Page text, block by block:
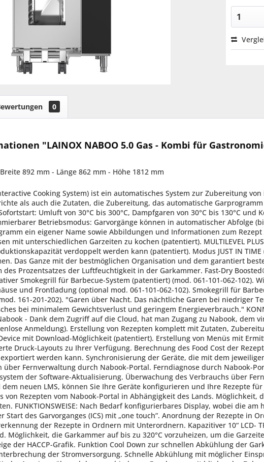
0
"LAINOX NABOO 5.0 Gas - Kombi für
892 mm - Länge 862 mm - Höhe 1812 mm
der Luftfeuchtigkeit in der Garkammer. Fast-Dry Boosted® - Automatisches System für eine schnelle Entfeuchtung der Garkammer. Innovativer Smokegrill für Barbecue-System (patentiert) (mod. 061-101-062-102). Wiederverwertbarer Smokeessence-Spender aus weichem Material, mit speziellem Gehäuse und Frontladung (optional mod. 061-101-062-102). Smokegrill für Barbecue-System (patentiert). Wiederverwertbarer Smokeessence-Spender (optional mod. 161-201-202). "Garen über Nacht. Das nächtliche Garen bei niedriger Temperatur und anschließende Warmhalten garantiert eine perfekte Erhaltung des Fleisches bei minimalem Gewichtsverlust und geringem Energieverbrauch." KONNEKTIVITÄT VON NABOO MIT CLOUD LAINOX (PATENTIERT) - WI-FI ODER ETHERNET: Nabook - Dank dem Zugriff auf die Cloud, hat man Zugang zu Nabook, dem virtuellen Assistent in der Küche (erfahren Sie mehr auf nabook.cloud, kostenlose Anmeldung). Erstellung von Rezepten komplett mit Zutaten, Zubereitung und Beispielbild. Direkter Zugriff auf die Rezeptdatenbank, über das Cooking-Device mit Download-Möglichkeit (patentiert). Erstellung von Menüs mit Ermittlung der Kalorienanzahl und der enthaltenen Allergene. Dabei stehen personalisierte Druck-Layouts zu Ihrer Verfügung. Berechnung des Food Cost der Rezepte und der Menüs je Einzelportion. Verwaltung der Einkaufsliste, die als Word-Datei exportiert werden kann. Synchronisierung der Geräte, die mit dem jeweiligen Account verbunden sind (patentiert). Kontinuierliche HACCP-Überwachung.auch über Fernverwaltung durch Nabook-Portal. Ferndiagnose durch Nabook-Portal von Seiten des LAINOX Service Center. Automatisches Benachrichtigungssystem der Software-Aktualisierung. Überwachung des Verbrauchs über Fernverwaltung. LMS, LAINOX Multidisplay System - Dank dem Nabook-Portal und dem neuen LMS, können Sie Ihre Geräte konfigurieren und Ihre Rezepte für jeden Naboo auf verschiedene Art synchronisieren. Möglichkeit des Herunterladens von Rezepten vom Nabook-Portal in Abhängigkeit des Lands. Möglichkeit, die Software-Aktualisierung automatisch und für mehrere Geräte gleichzeitig zu starten. FUNKTIONSWEISE: Nach Bedarf konfigurierbares Display, wobei die am häufigsten verwendeten Programme in den Vordergrund gerückt wird. Automatischer Start des Garvorganges (ICS) mit „one touch”. Anordnung der Rezepte in Ordnern mit Vorschau und eigener Bezeichnung des Ordners. Intelligente Wiedererkennung der Rezepte in Ordnern mit Unterordnern. Kapazitiver 10“ LCD- TFT-Farbbildschirm mit hoher Auflösung und Touchscreen-Funktion. Vorheizung Boosted. Möglichkeit, die Garkammer auf bis zu 320°C vorzuheizen, um die Garzeiten bei voller Beladung um bis zu 10% zu verkürzen. Bei ICS erfolgt eine sofortige Anzeige der HACCP-Grafik. Funktion Cool Down zur schnellen Abkühlung der Garkammer mittels Ventilator. Automatischer Neustart des Garvorgangs bei Unterbrechung der Stromversorgung. Schnelle Abkühlung mit möglicher Einspritzung von Wasser in die Garkammer. Manuelle Entfeuchtung. Akustische und optische Anzeige während der verschiedenen Garphasen, mit blinkender Beleuchtung von Zyklusende. Benutzerschnittstelle mit Auswahl von bis zu 29 Sprachen. In Naboo sind 227 Rezepte verfügbar, und mit dem Zugang zum Nabook-Portal gibt es hunderte weitere in stetiger Zunahme. Jedes Rezept wurde getestet, um ein optimales Ergebnis zu gewährleisten. Möglichkeit, das Rezept jederzeit zu visualisieren und zu ändern. Naboo Coach (virtuelle Assistenten). Hinweise auf dem Display auf die Notwendigkeit von Wartung. AUSSTATTUNG ZUR KONTROLLE UND STEUERUNG: Autoreverse-Funktion (automatische Umkehrung der Drehrichtung des Ventilators) für eine gleichmäßige Garung. DELTA T System für die parallele Kontrolle der Temperatur im Garraum und im Produktinneren. Automatische Regulierung der Kondensation des Dampfes. Erleichterter Zugriff auf die programmierbaren Anwenderparameter, um persönliche Einstellungen am Gerät über das Menü vorzunehmen. Möglichkeit der Programmierung des verzögerten Garens mit Datum und Uhrzeit. Möglichkeit aus bis zu 6 Belüftungsgeschwindigkeiten zu wählen, wobei bei den ersten 3 Geschwindigkeiten die Wärmeleistung automatisch gesenkt wird. Für spezielle Garvorgänge kann die Geschwindigkeit abwechselnd verändert werden. Über einen Vier-Punkt-Kerntemperaturfühler wird die Temperatur im Produktinneren kontrolliert. Fix angeschlossener Mehrpunkt-Kerntemperaturfühler, ø 3 mm (Serienausstattung mod. 061-101-602-102). Anschluss der Sonde an den Kern mittels eines Steckverbinders außerhalb der Garkammer (optional mod. 061-101-062-102). Mehrpunkt-Kerntemperaturfühler mit externem Anschluss, ø 3 mm (Serienausstattung mod. 161-201-202). Kerntemperaturfühler für 2 Kerne (Option). USB-Anschluss zum Herunterladen der HACCP-Daten, zum Aktualisieren der